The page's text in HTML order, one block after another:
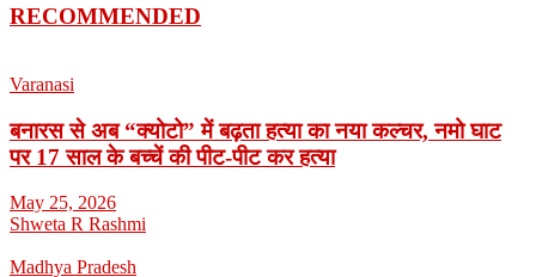
RECOMMENDED
Varanasi
बनारस से अब “क्योटो” में बढ़ता हत्या का नया कल्चर, नमो घाट
पर 17 साल के बच्चें की पीट-पीट कर हत्या
May 25, 2026
Shweta R Rashmi
Madhya Pradesh